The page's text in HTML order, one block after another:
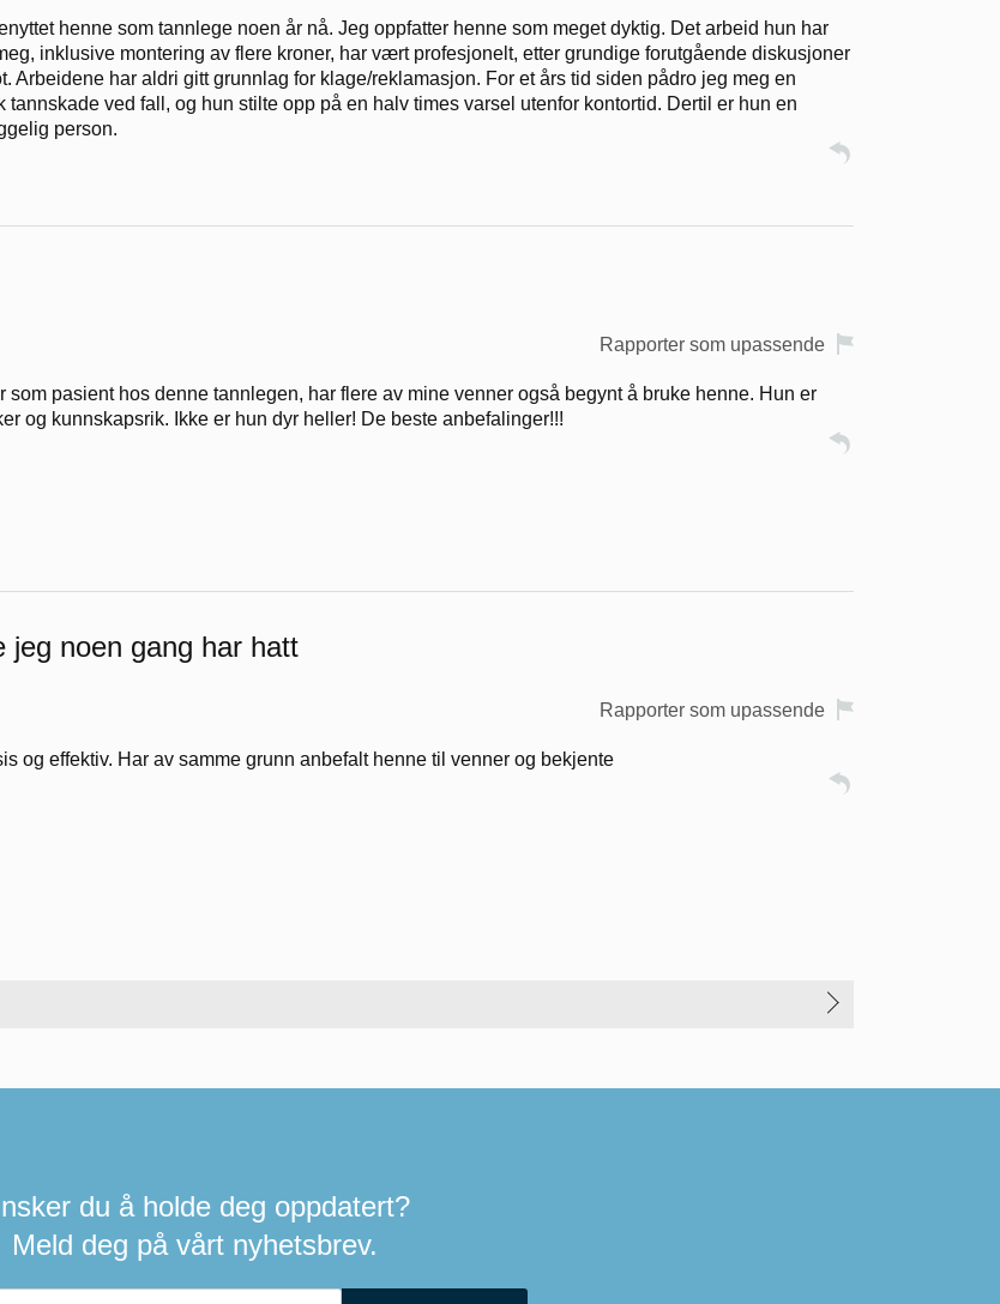
henne som tannlege noen år nå. Jeg oppfatter henne som meget dyktig. Det arbeid hun har
inklusive montering av flere kroner, har vært profesjonelt, etter grundige forutgående diskusjoner
Arbeidene har aldri gitt grunnlag for klage/reklamasjon. For et års tid siden pådro jeg meg en
tannskade ved fall, og hun stilte opp på en halv times varsel utenfor kontortid. Dertil er hun en
person.
Rapporter som upassende
som pasient hos denne tannlegen, har flere av mine venner også begynt å bruke henne. Hun er
og kunnskapsrik. Ikke er hun dyr heller! De beste anbefalinger!!!
jeg noen gang har hatt
Rapporter som upassende
og effektiv. Har av samme grunn anbefalt henne til venner og bekjente
du å holde deg oppdatert?
Meld deg på vårt nyhetsbrev.